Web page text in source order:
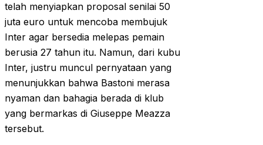
telah menyiapkan proposal senilai 50
juta euro untuk mencoba membujuk
Inter agar bersedia melepas pemain
berusia 27 tahun itu. Namun, dari kubu
Inter, justru muncul pernyataan yang
menunjukkan bahwa Bastoni merasa
nyaman dan bahagia berada di klub
yang bermarkas di Giuseppe Meazza
tersebut.